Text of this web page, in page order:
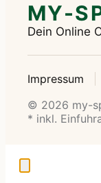
MY-
Dein Online
Impressum
© 2026 my-
* inkl.